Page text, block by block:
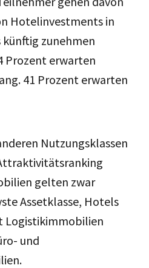
Hotelinvestments in
zunehmen
Prozent erwarten
41 Prozent erwarten
Nutzungsklassen
gelten zwar
Assetklasse, Hotels
Logistikimmobilien
und